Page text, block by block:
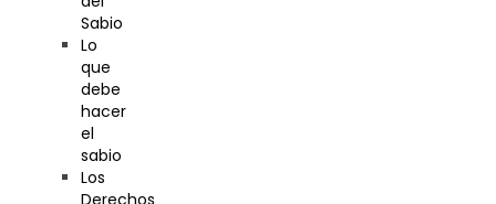
Sabio
Lo
que
debe
hacer
el
sabio
Los